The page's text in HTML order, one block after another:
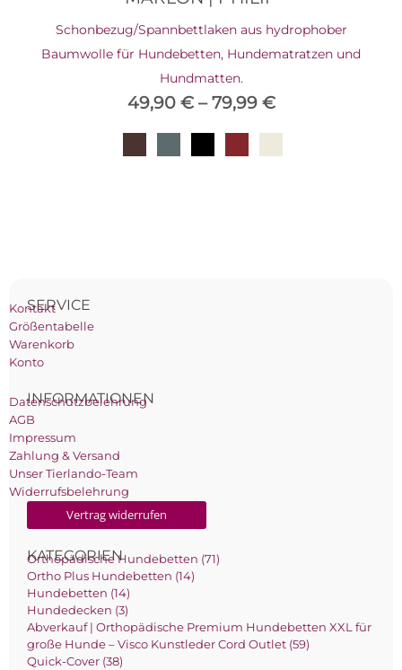
Schonbezug/Spannbettlaken aus hydrophober
Baumwolle für Hundebetten, Hundematratzen und
Hundmatten.
49,90 €–79,99 €
SERVICE
Kontakt
Größentabelle
Warenkorb
Konto
INFORMATIONEN
Datenschutzbelehrung
AGB
Impressum
Zahlung & Versand
Unser Tierlando-Team
Widerrufsbelehrung
Vertrag widerrufen
KATEGORIEN
Orthopädische Hundebetten (71)
Ortho Plus Hundebetten (14)
Hundebetten (14)
Hundedecken (3)
Abverkauf | Orthopädische Premium Hundebetten XXL für
große Hunde – Visco Kunstleder Cord Outlet (59)
Quick-Cover (38)